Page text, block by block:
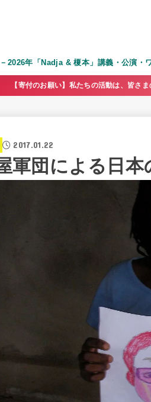
2026年「Nadja & 榎本」講義・公演・
【寄付のお願い】私たちの活動は、皆さ
2017.01.22
軍団による日